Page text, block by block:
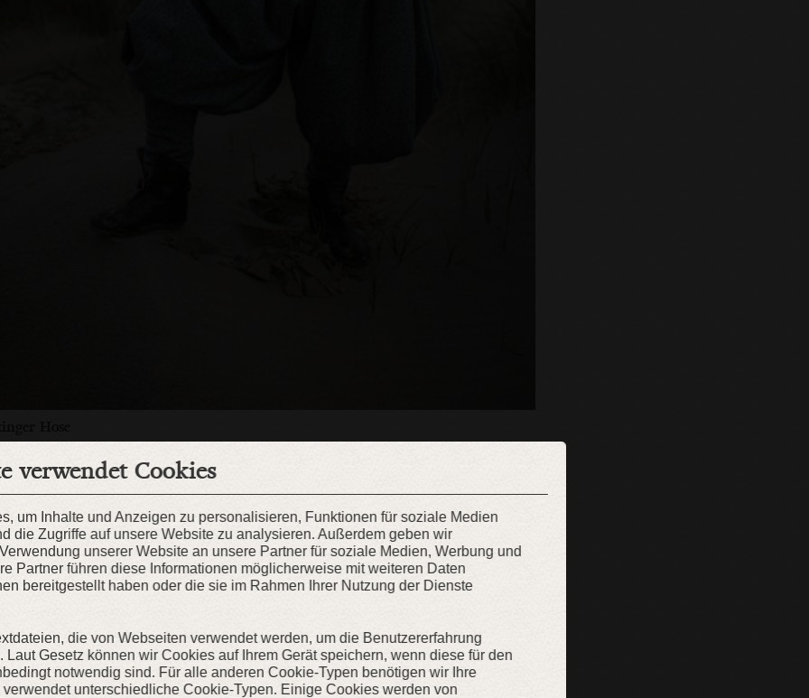
verwendet Cookies
um Inhalte und Anzeigen zu personalisieren, Funktionen für soziale Medien
die Zugriffe auf unsere Website zu analysieren. Außerdem geben wir
unserer Website an unsere Partner für soziale Medien, Werbung und
Partner führen diese Informationen möglicherweise mit weiteren Daten
bereitgestellt haben oder die sie im Rahmen Ihrer Nutzung der Dienste
die von Webseiten verwendet werden, um die Benutzererfahrung
Laut Gesetz können wir Cookies auf Ihrem Gerät speichern, wenn diese für den
notwendig sind. Für alle anderen Cookie-Typen benötigen wir Ihre
unterschiedliche Cookie-Typen. Einige Cookies werden von